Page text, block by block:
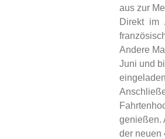
aus zur
Direkt im
Andere
Juni und
genießen.
der neuen